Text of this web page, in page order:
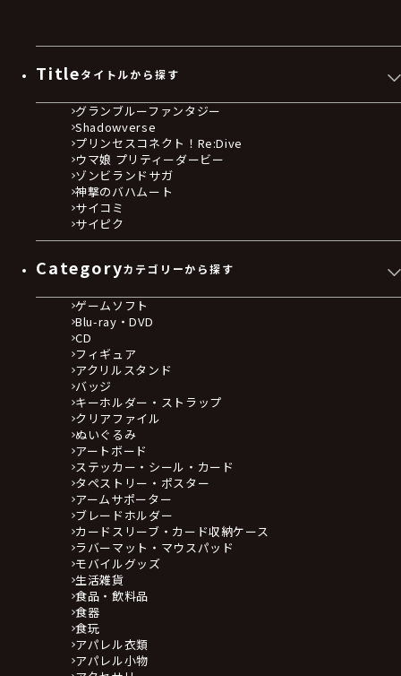
Titleタイトルから探す
グランブルーファンタジー
Shadowverse
プリンセスコネクト！Re:Dive
ウマ娘 プリティーダービー
ゾンビランドサガ
神撃のバハムート
サイコミ
サイピク
Categoryカテゴリーから探す
ゲームソフト
Blu-ray・DVD
CD
フィギュア
アクリルスタンド
バッジ
キーホルダー・ストラップ
クリアファイル
ぬいぐるみ
アートボード
ステッカー・シール・カード
タペストリー・ポスター
アームサポーター
ブレードホルダー
カードスリーブ・カード収納ケース
ラバーマット・マウスパッド
モバイルグッズ
生活雑貨
食品・飲料品
食器
食玩
アパレル衣類
アパレル小物